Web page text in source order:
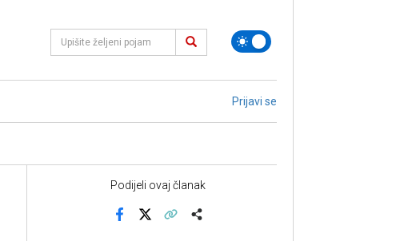
Prijavi se
Podijeli ovaj članak